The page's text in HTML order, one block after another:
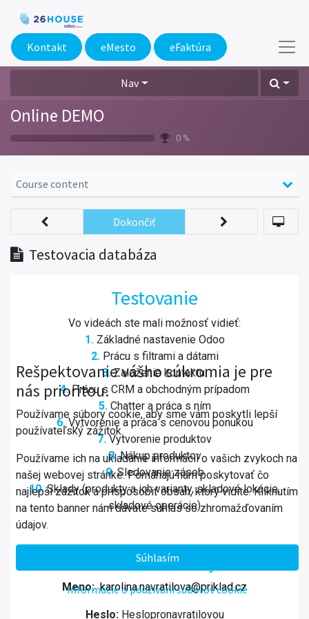
Kontakt eMesto​ eFaktúra
Nav
Online DEMO
0 %
Course content
Testovacia databáza
Dokončiť
Testovanie
Vo videách ste mali možnosť vidieť:
1. Základné nastavenie Odoo
2.Prácu s filtrami a dátami
3.Založenie kontaktu
4.Prácu s CRM a obchodným prípadom
5.Chatter a práca s ním
6.Vytvorenie a práca s cenovou ponukou
7. Vytvorenie produktov
8.Nákup produktov
9.Sledovanie zásob
10.Sklady (produkty a ich varianty, skladové lokácie,
skladové operácie)
Prihlasovacie údaje:
Meno: karolina.navratilova@priklad.cz
Heslo:Heslopronavratilovou
Rešpektovanie vášho súkromia je pre
nás prioritou.
Používame súbory cookie, aby sme vám poskytli lepší
používateľský zážitok.
Používame ich na ukladanie informácií o vašich zvykoch na
našej webovej stránke. Pomáhajú nám poskytovať čo
najlepší zážitok a prispôsobiť obsah, ktorý vidíte. Kliknutím
na tento banner nám dávate súhlas so zhromažďovaním
údajov.
Súhlasím
Informácie o používaní súborov cookie